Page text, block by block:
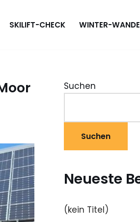
SKILIFT-CHECK WINTER-
Suchen
Suchen
Neueste
(kein Titel)